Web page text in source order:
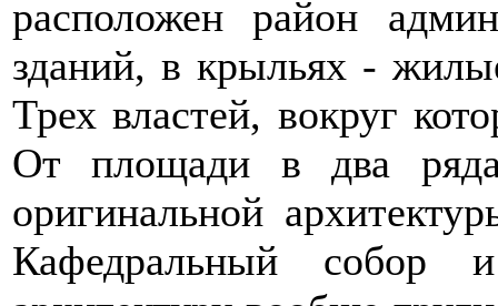
расположен район
зданий, в крыльях -
Трех властей, вокруг
От площади в два ряда
оригинальной
Кафедральный собор